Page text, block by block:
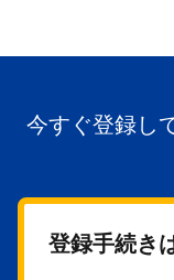
今すぐ登録し
登録手続き